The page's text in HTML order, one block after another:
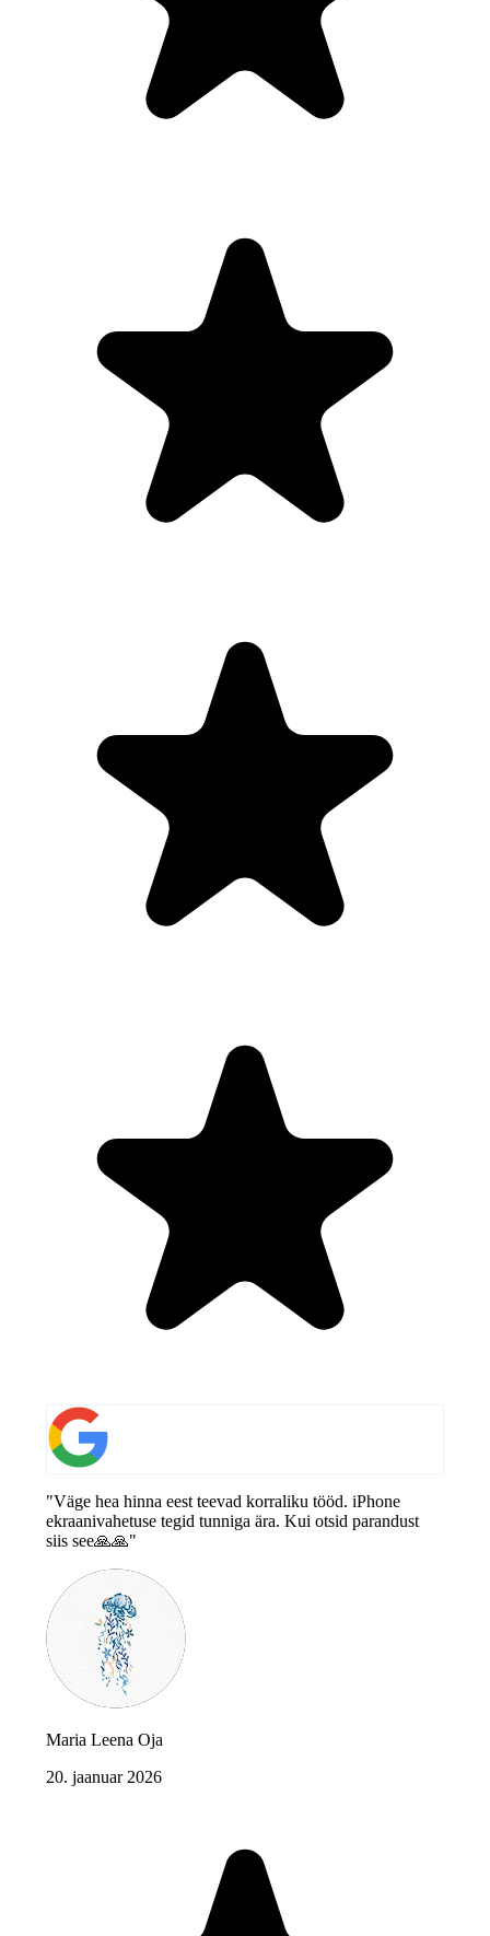
"Väge hea hinna eest teevad korraliku tööd. iPhone
ekraanivahetuse tegid tunniga ära. Kui otsid parandust
siis see🙏🙏"
Maria Leena Oja
20. jaanuar 2026